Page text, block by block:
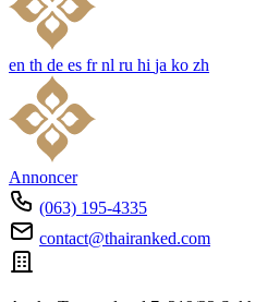
en th de es fr nl ru hi ja ko zh
Annoncer
(063) 195-4335
contact@thairanked.com